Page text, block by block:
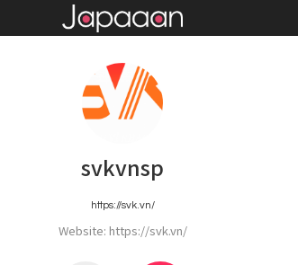
svkvnsp
https://svk.vn/
Website: https://svk.vn/